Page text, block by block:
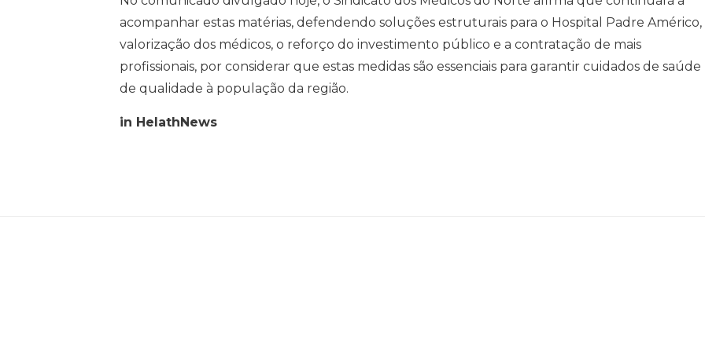
acompanhar estas matérias, defendendo soluções estruturais para o Hospital Padre Américo,
valorização dos médicos, o reforço do investimento público e a contratação de mais
profissionais, por considerar que estas medidas são essenciais para garantir cuidados de saúde
de qualidade à população da região.
in HelathNews